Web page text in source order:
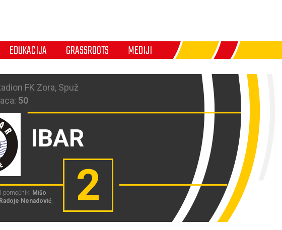
EDUKACIJA GRASSROOTS MEDIJI
FK Zora, Spuž
50
IBAR
2
pomoćnik: Mišo
Radoje Nenadović,